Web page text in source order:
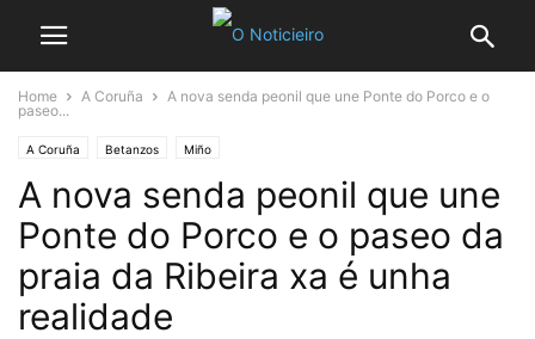
Home A Coruña
A nova senda peonil que une Ponte do Porco e o
paseo...
A Coruña Betanzos Miño
A nova senda peonil que une
Ponte do Porco e o paseo da
praia da Ribeira xa é unha
realidade